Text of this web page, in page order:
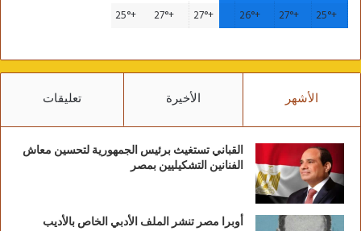
+
25°
+
27°
+
26°
+
27°
+
27°
+
25°
الأشهر الأخيرة تعليقات
القباني تستغيث برئيس الجمهورية لتحسين معاش
الفنانين التشكيليين بمصر
أوبرا مصر تنشر الملف الأدبي الخاص بالأديب